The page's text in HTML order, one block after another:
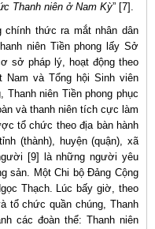
Thanh niên ở Nam Kỳ” [7].
chính thức ra mắt nhân dân
niên Tiền phong lấy Sở
sở pháp lý, hoạt động theo
và Tổng hội Sinh viên
niên Tiền phong phục
và thanh niên tích cực làm
tổ chức theo địa bàn hành
(thành), huyện (quận), xã
[9] là những người yêu
sản. Một Chi bộ Đảng Cộng
Thạch. Lúc bấy giờ, theo
tổ chức quần chúng, Thanh
các đoàn thể: Thanh niên